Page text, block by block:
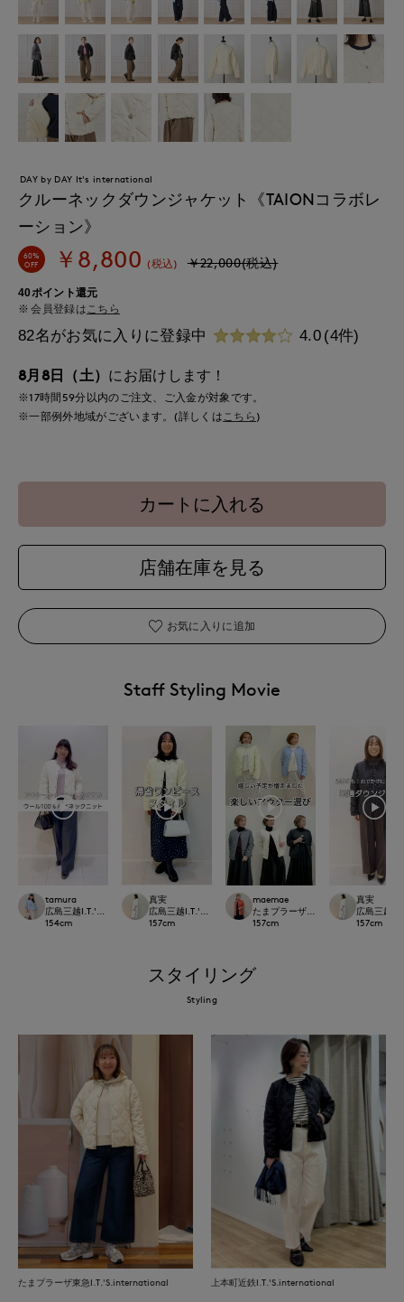
DAY by DAY It's international
クルーネックダウンジャケット《TAIONコラボレ
ーション》
60%
OFF
￥8,800 (税込) ￥22,000(税込)
40ポイント還元
会員登録はこちら
82名がお気に入りに登録中 4.0 (4件)
8月8日（土） にお届けします！
※17時間 59分以内のご注文、ご入金が対象です。
※一部例外地域がございます。(詳しくは こちら )
カートに入れる
店舗在庫を見る
お気に入りに追加
Staff Styling Movie
tamura
広島三越I.T.'S.international
154cm
真実
広島三越I.T.'S.international
157cm
maemae
たまプラーザ東急I.T.'S.international
157cm
真実
広島三越
157cm
スタイリング
Styling
たまプラーザ東急I.T.'S.international 上本町近鉄I.T.'S.international